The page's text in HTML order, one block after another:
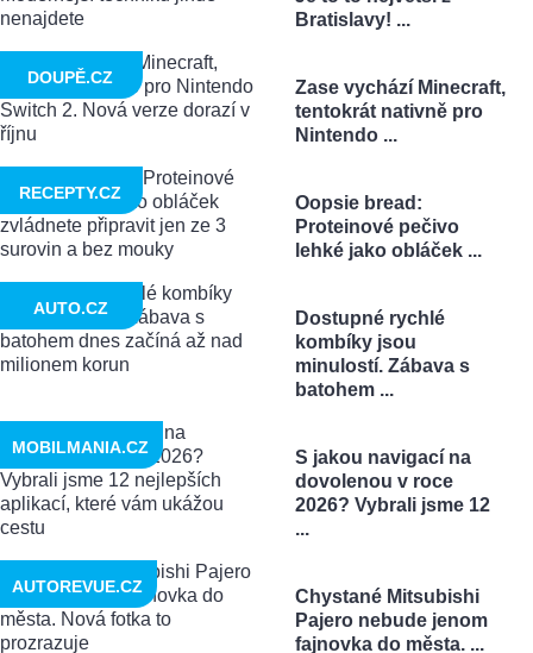
Bratislavy! ...
Zase vychází Minecraft,
tentokrát nativně pro
Nintendo ...
DOUPĚ.CZ
Oopsie bread:
Proteinové pečivo
lehké jako obláček ...
RECEPTY.CZ
Dostupné rychlé
kombíky jsou
minulostí. Zábava s
batohem ...
AUTO.CZ
S jakou navigací na
dovolenou v roce
2026? Vybrali jsme 12
...
MOBILMANIA.CZ
Chystané Mitsubishi
Pajero nebude jenom
fajnovka do města. ...
AUTOREVUE.CZ